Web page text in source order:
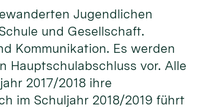
Jugendlichen
und Gesellschaft.
Kommunikation. Es werden
Hauptschulabschluss vor. Alle
2017/2018 ihre
im Schuljahr 2018/2019 führt